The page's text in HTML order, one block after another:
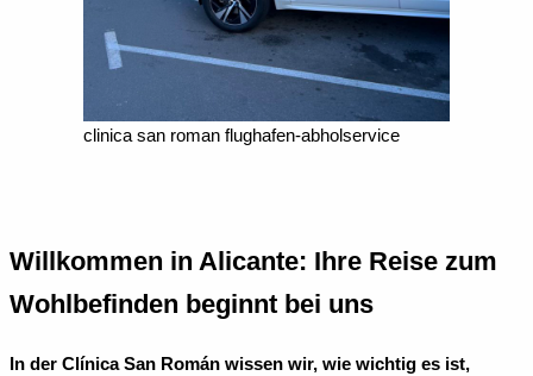
clinica san roman flughafen-abholservice
Willkommen in Alicante: Ihre Reise zum
Wohlbefinden beginnt bei uns
In der Clínica San Román wissen wir, wie wichtig es ist,